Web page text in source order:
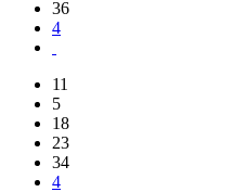
36
4
11
5
18
23
34
4